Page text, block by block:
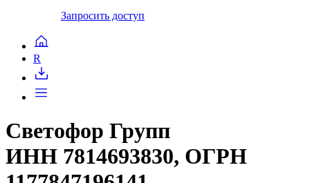
Запросить доступ
R
Светофор Групп
ИНН 7814693830, ОГРН